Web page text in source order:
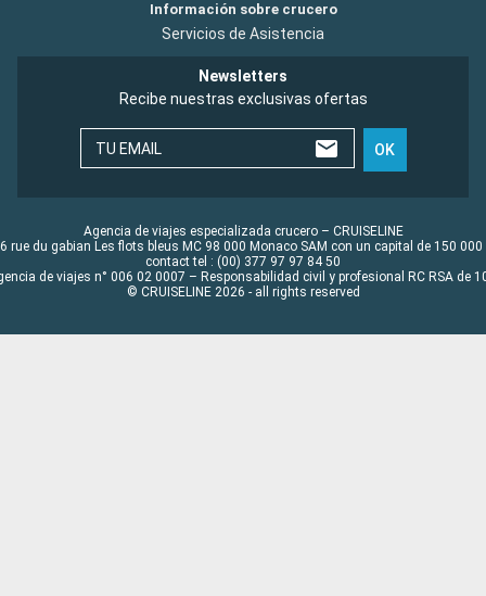
Información sobre crucero
Servicios de Asistencia
Newsletters
Recibe nuestras exclusivas ofertas
TU EMAIL OK
Agencia de viajes especializada crucero – CRUISELINE
rue du gabian Les flots bleus MC 98 000 Monaco SAM con un capital de 150 000
contact tel : (00) 377 97 97 84 50
de viajes n° 006 02 0007 – Responsabilidad civil y profesional RC RSA de
© CRUISELINE 2026 - all rights reserved